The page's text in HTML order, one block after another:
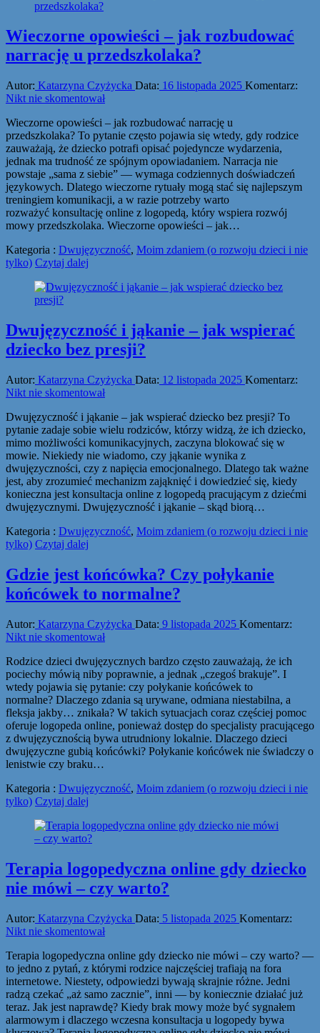
Wieczorne opowieści – jak rozbudować
narrację u przedszkolaka?
Autor: Katarzyna Czyżycka Data: 16 listopada 2025 Komentarz:
Nikt nie skomentował
Wieczorne opowieści – jak rozbudować narrację u
przedszkolaka? To pytanie często pojawia się wtedy, gdy rodzice
zauważają, że dziecko potrafi opisać pojedyncze wydarzenia,
jednak ma trudność ze spójnym opowiadaniem. Narracja nie
powstaje „sama z siebie” — wymaga codziennych doświadczeń
językowych. Dlatego wieczorne rytuały mogą stać się najlepszym
treningiem komunikacji, a w razie potrzeby warto
rozważyć konsultację online z logopedą, który wspiera rozwój
mowy przedszkolaka. Wieczorne opowieści – jak…
Kategoria : Dwujęzyczność, Moim zdaniem (o rozwoju dzieci i nie
tylko) Czytaj dalej
Dwujęzyczność i jąkanie – jak wspierać
dziecko bez presji?
Autor: Katarzyna Czyżycka Data: 12 listopada 2025 Komentarz:
Nikt nie skomentował
Dwujęzyczność i jąkanie – jak wspierać dziecko bez presji? To
pytanie zadaje sobie wielu rodziców, którzy widzą, że ich dziecko,
mimo możliwości komunikacyjnych, zaczyna blokować się w
mowie. Niekiedy nie wiadomo, czy jąkanie wynika z
dwujęzyczności, czy z napięcia emocjonalnego. Dlatego tak ważne
jest, aby zrozumieć mechanizm zająknięć i dowiedzieć się, kiedy
konieczna jest konsultacja online z logopedą pracującym z dziećmi
dwujęzycznymi. Dwujęzyczność i jąkanie – skąd biorą…
Kategoria : Dwujęzyczność, Moim zdaniem (o rozwoju dzieci i nie
tylko) Czytaj dalej
Gdzie jest końcówka? Czy połykanie
końcówek to normalne?
Autor: Katarzyna Czyżycka Data: 9 listopada 2025 Komentarz:
Nikt nie skomentował
Rodzice dzieci dwujęzycznych bardzo często zauważają, że ich
pociechy mówią niby poprawnie, a jednak „czegoś brakuje”. I
wtedy pojawia się pytanie: czy połykanie końcówek to
normalne? Dlaczego zdania są urywane, odmiana niestabilna, a
fleksja jakby… znikała? W takich sytuacjach coraz częściej pomoc
oferuje logopeda online, ponieważ dostęp do specjalisty pracującego
z dwujęzycznością bywa utrudniony lokalnie. Dlaczego dzieci
dwujęzyczne gubią końcówki? Połykanie końcówek nie świadczy o
lenistwie czy braku…
Kategoria : Dwujęzyczność, Moim zdaniem (o rozwoju dzieci i nie
tylko) Czytaj dalej
Terapia logopedyczna online gdy dziecko
nie mówi – czy warto?
Autor: Katarzyna Czyżycka Data: 5 listopada 2025 Komentarz:
Nikt nie skomentował
Terapia logopedyczna online gdy dziecko nie mówi – czy warto? —
to jedno z pytań, z którymi rodzice najczęściej trafiają na fora
internetowe. Niestety, odpowiedzi bywają skrajnie różne. Jedni
radzą czekać „aż samo zacznie”, inni — by koniecznie działać już
teraz. Jak jest naprawdę? Kiedy brak mowy może być sygnałem
alarmowym i dlaczego wczesna konsultacja u logopedy bywa